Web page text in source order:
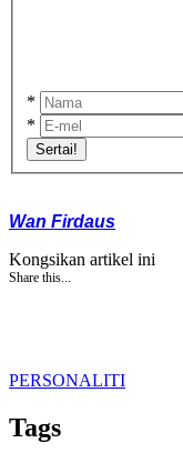
*
*
Sertai!
Wan Firdaus
Kongsikan artikel ini
Share this...
PERSONALITI
Tags